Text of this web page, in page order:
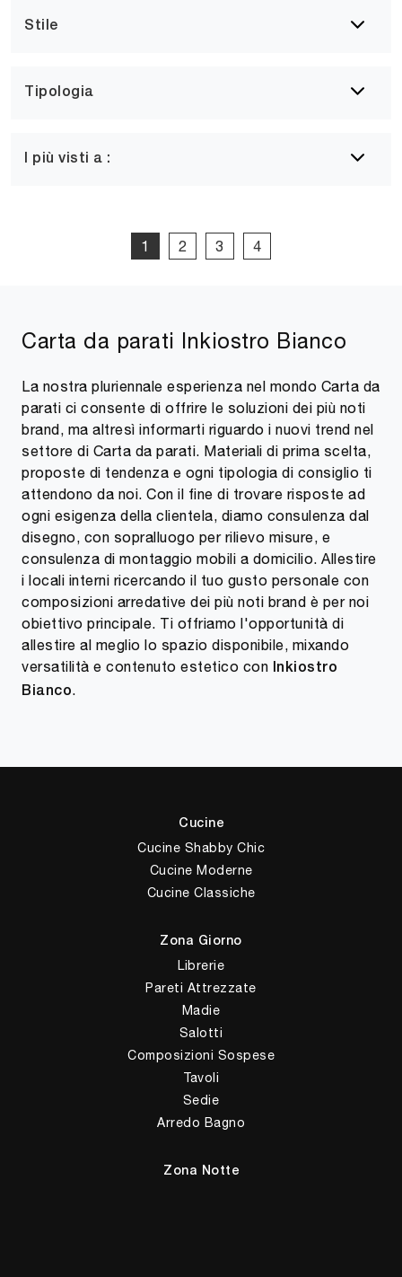
Stile
Tipologia
I più visti a :
1 2 3 4
Carta da parati Inkiostro Bianco
La nostra pluriennale esperienza nel mondo Carta da
parati ci consente di offrire le soluzioni dei più noti
brand, ma altresì informarti riguardo i nuovi trend nel
settore di Carta da parati. Materiali di prima scelta,
proposte di tendenza e ogni tipologia di consiglio ti
attendono da noi. Con il fine di trovare risposte ad
ogni esigenza della clientela, diamo consulenza dal
disegno, con sopralluogo per rilievo misure, e
consulenza di montaggio mobili a domicilio. Allestire
i locali interni ricercando il tuo gusto personale con
composizioni arredative dei più noti brand è per noi
obiettivo principale. Ti offriamo l'opportunità di
allestire al meglio lo spazio disponibile, mixando
versatilità e contenuto estetico con
Inkiostro
Bianco.
Cucine
Cucine Shabby Chic
Cucine Moderne
Cucine Classiche
Zona Giorno
Librerie
Pareti Attrezzate
Madie
Salotti
Composizioni Sospese
Tavoli
Sedie
Arredo Bagno
Zona Notte